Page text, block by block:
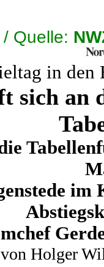
Quelle:
in
sich an
von Holger